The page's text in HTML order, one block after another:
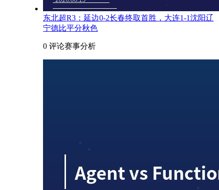
东北超R3：延边0-2长春终取首胜，大连1-1沈阳辽
宁德比平分秋色
0 评论赛事分析